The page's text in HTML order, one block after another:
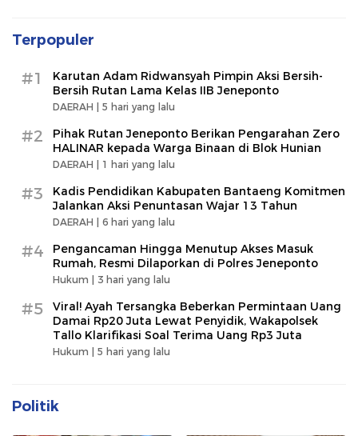
Terpopuler
#1
Karutan Adam Ridwansyah Pimpin Aksi Bersih-
Bersih Rutan Lama Kelas IIB Jeneponto
DAERAH | 5 hari yang lalu
#2
Pihak Rutan Jeneponto Berikan Pengarahan Zero
HALINAR kepada Warga Binaan di Blok Hunian
DAERAH | 1 hari yang lalu
#3
Kadis Pendidikan Kabupaten Bantaeng Komitmen
Jalankan Aksi Penuntasan Wajar 13 Tahun
DAERAH | 6 hari yang lalu
#4
Pengancaman Hingga Menutup Akses Masuk
Rumah, Resmi Dilaporkan di Polres Jeneponto
Hukum | 3 hari yang lalu
#5
Viral! Ayah Tersangka Beberkan Permintaan Uang
Damai Rp20 Juta Lewat Penyidik, Wakapolsek
Tallo Klarifikasi Soal Terima Uang Rp3 Juta
Hukum | 5 hari yang lalu
Politik